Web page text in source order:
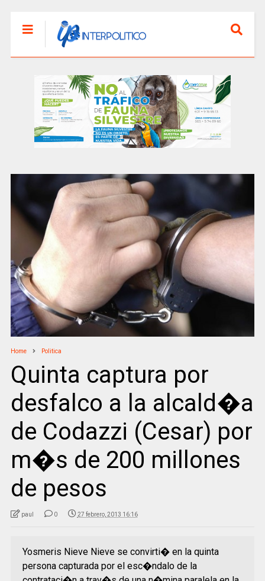
Home Politica
Quinta captura por
desfalco a la alcald�a
de Codazzi (Cesar) por
m�s de 200 millones
de pesos
paul 0 27 febrero, 2013 16:16
Yosmeris Nieve Nieve se convirti� en la quinta
persona capturada por el esc�ndalo de la